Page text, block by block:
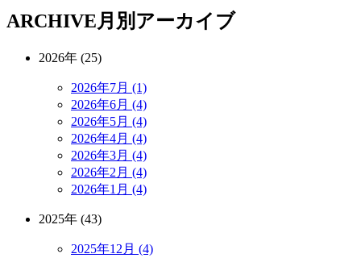
ARCHIVE月別アーカイブ
2026年 (25)
2026年7月 (1)
2026年6月 (4)
2026年5月 (4)
2026年4月 (4)
2026年3月 (4)
2026年2月 (4)
2026年1月 (4)
2025年 (43)
2025年12月 (4)